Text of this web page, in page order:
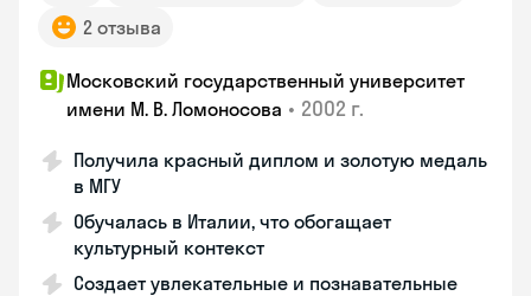
2 отзыва
Московский государственный университет
имени М. В. Ломоносова • 2002 г.
Получила красный диплом и золотую медаль
в МГУ
Обучалась в Италии, что обогащает
культурный контекст
Создает увлекательные и познавательные